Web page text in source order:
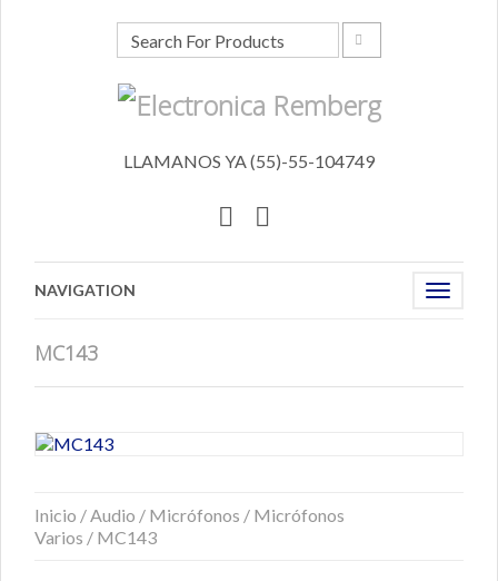
LLAMANOS YA (55)-55-104749
Toggle
NAVIGATION
MC143
Inicio / Audio / Micrófonos / Micrófonos
Varios / MC143